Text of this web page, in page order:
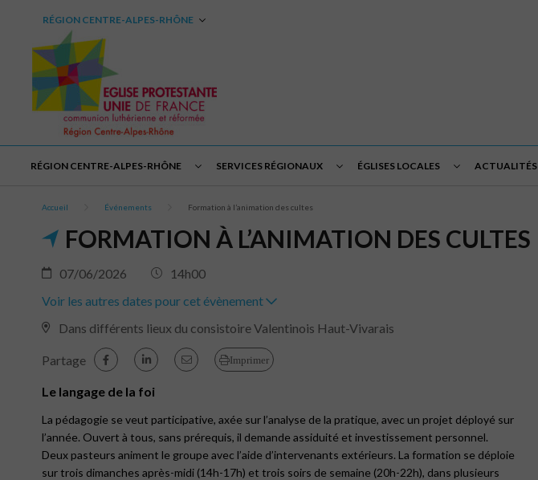
RÉGION CENTRE-ALPES-RHÔNE
RÉGION CENTRE-ALPES-RHÔNE SERVICES RÉGIONAUX ÉGLISES LOCALES ACTUALITÉS
Accueil Événements Formation à l’animation des cultes
FORMATION À L’ANIMATION DES CULTES
07/06/2026
14h00
Voir les autres dates pour cet évènement
Dans différents lieux du consistoire Valentinois Haut-Vivarais
Partage Imprimer
Le langage de la foi
La pédagogie se veut participative, axée sur l’analyse de la pratique, avec un projet déployé sur
l’année. Ouvert à tous, sans prérequis, il demande assiduité et investissement personnel.
Deux pasteurs animent le groupe avec l’aide d’intervenants extérieurs. La formation se déploie
sur trois dimanches après-midi (14h-17h) et trois soirs de semaine (20h-22h), dans plusieurs